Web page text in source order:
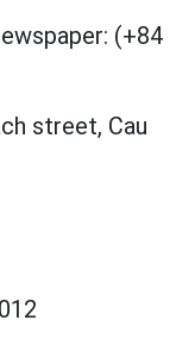
(+84
street, Cau